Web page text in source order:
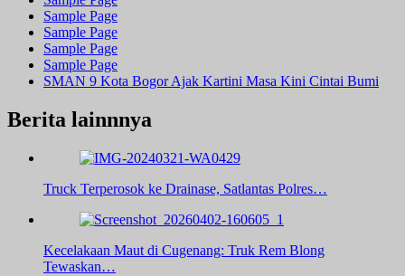
Sample Page
Sample Page
Sample Page
Sample Page
SMAN 9 Kota Bogor Ajak Kartini Masa Kini Cintai Bumi
Berita lainnnya
Truck Terperosok ke Drainase, Satlantas Polres…
Kecelakaan Maut di Cugenang: Truk Rem Blong
Tewaskan…